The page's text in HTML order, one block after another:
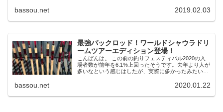
はないでしょうか。会社をサボってでも行きた...
bassou.net 2019.02.03
最強パックロッド！ワールドシャウラドリ
ームツアーエディション登場！
こんばんは。 この前の釣りフェスティバル2020の入
場者数が前年を6.1%上回ったそうです。去年より人が
多いなという感じはしたが、実際に多かったみたいで
bassou.net 2020.01.22